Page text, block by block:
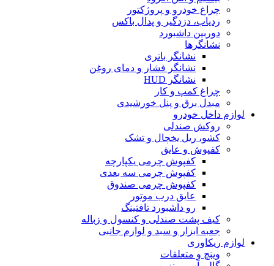
چراغ خودرو و پروژکتور
ردیاب، دزدگیر و پدال باکس
دوربین داشبورد
نشانگرها
نشانگر باتری
نشانگر فشار و دمای روغن
نشانگر HUD
چراغ کمپ و کار
مبدل برق و پنل خورشیدی
لوازم داخل خودرو
روکش صندلی
کشو، ریل یخچال و تشک
کفپوش و عایق
کفپوش چرمی یکپارچه
کفپوش چرمی سه بعدی
کفپوش چرمی صندوق
عایق درب موتور
رو داشبورد تافتینگ
کیف پشت صندلی و کنسول و زباله
جعبه ابزار و سبد و لوازم جانبی
لوازم ریکاوری
وینچ و متعلقات